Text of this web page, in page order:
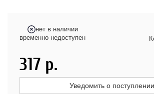
нет в наличии
временно недоступен
317 р.
Уведомить о поступлении